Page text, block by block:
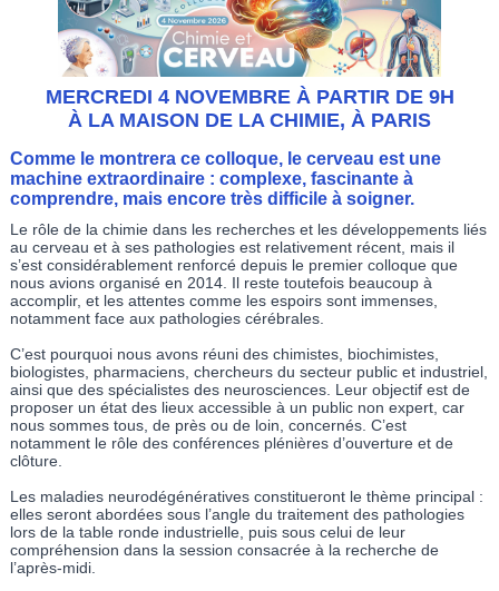
MERCREDI 4 NOVEMBRE À PARTIR DE 9H
À LA MAISON DE LA CHIMIE, À PARIS
Comme le montrera ce colloque, le cerveau est une
machine extraordinaire : complexe, fascinante à
comprendre, mais encore très difficile à soigner.
Le rôle de la chimie dans les recherches et les développements liés
au cerveau et à ses pathologies est relativement récent, mais il
s’est considérablement renforcé depuis le premier colloque que
nous avions organisé en 2014. Il reste toutefois beaucoup à
accomplir, et les attentes comme les espoirs sont immenses,
notamment face aux pathologies cérébrales.
C’est pourquoi nous avons réuni des chimistes, biochimistes,
biologistes, pharmaciens, chercheurs du secteur public et industriel,
ainsi que des spécialistes des neurosciences. Leur objectif est de
proposer un état des lieux accessible à un public non expert, car
nous sommes tous, de près ou de loin, concernés. C’est
notamment le rôle des conférences plénières d’ouverture et de
clôture.
Les maladies neurodégénératives constitueront le thème principal :
elles seront abordées sous l’angle du traitement des pathologies
lors de la table ronde industrielle, puis sous celui de leur
compréhension dans la session consacrée à la recherche de
l’après-midi.